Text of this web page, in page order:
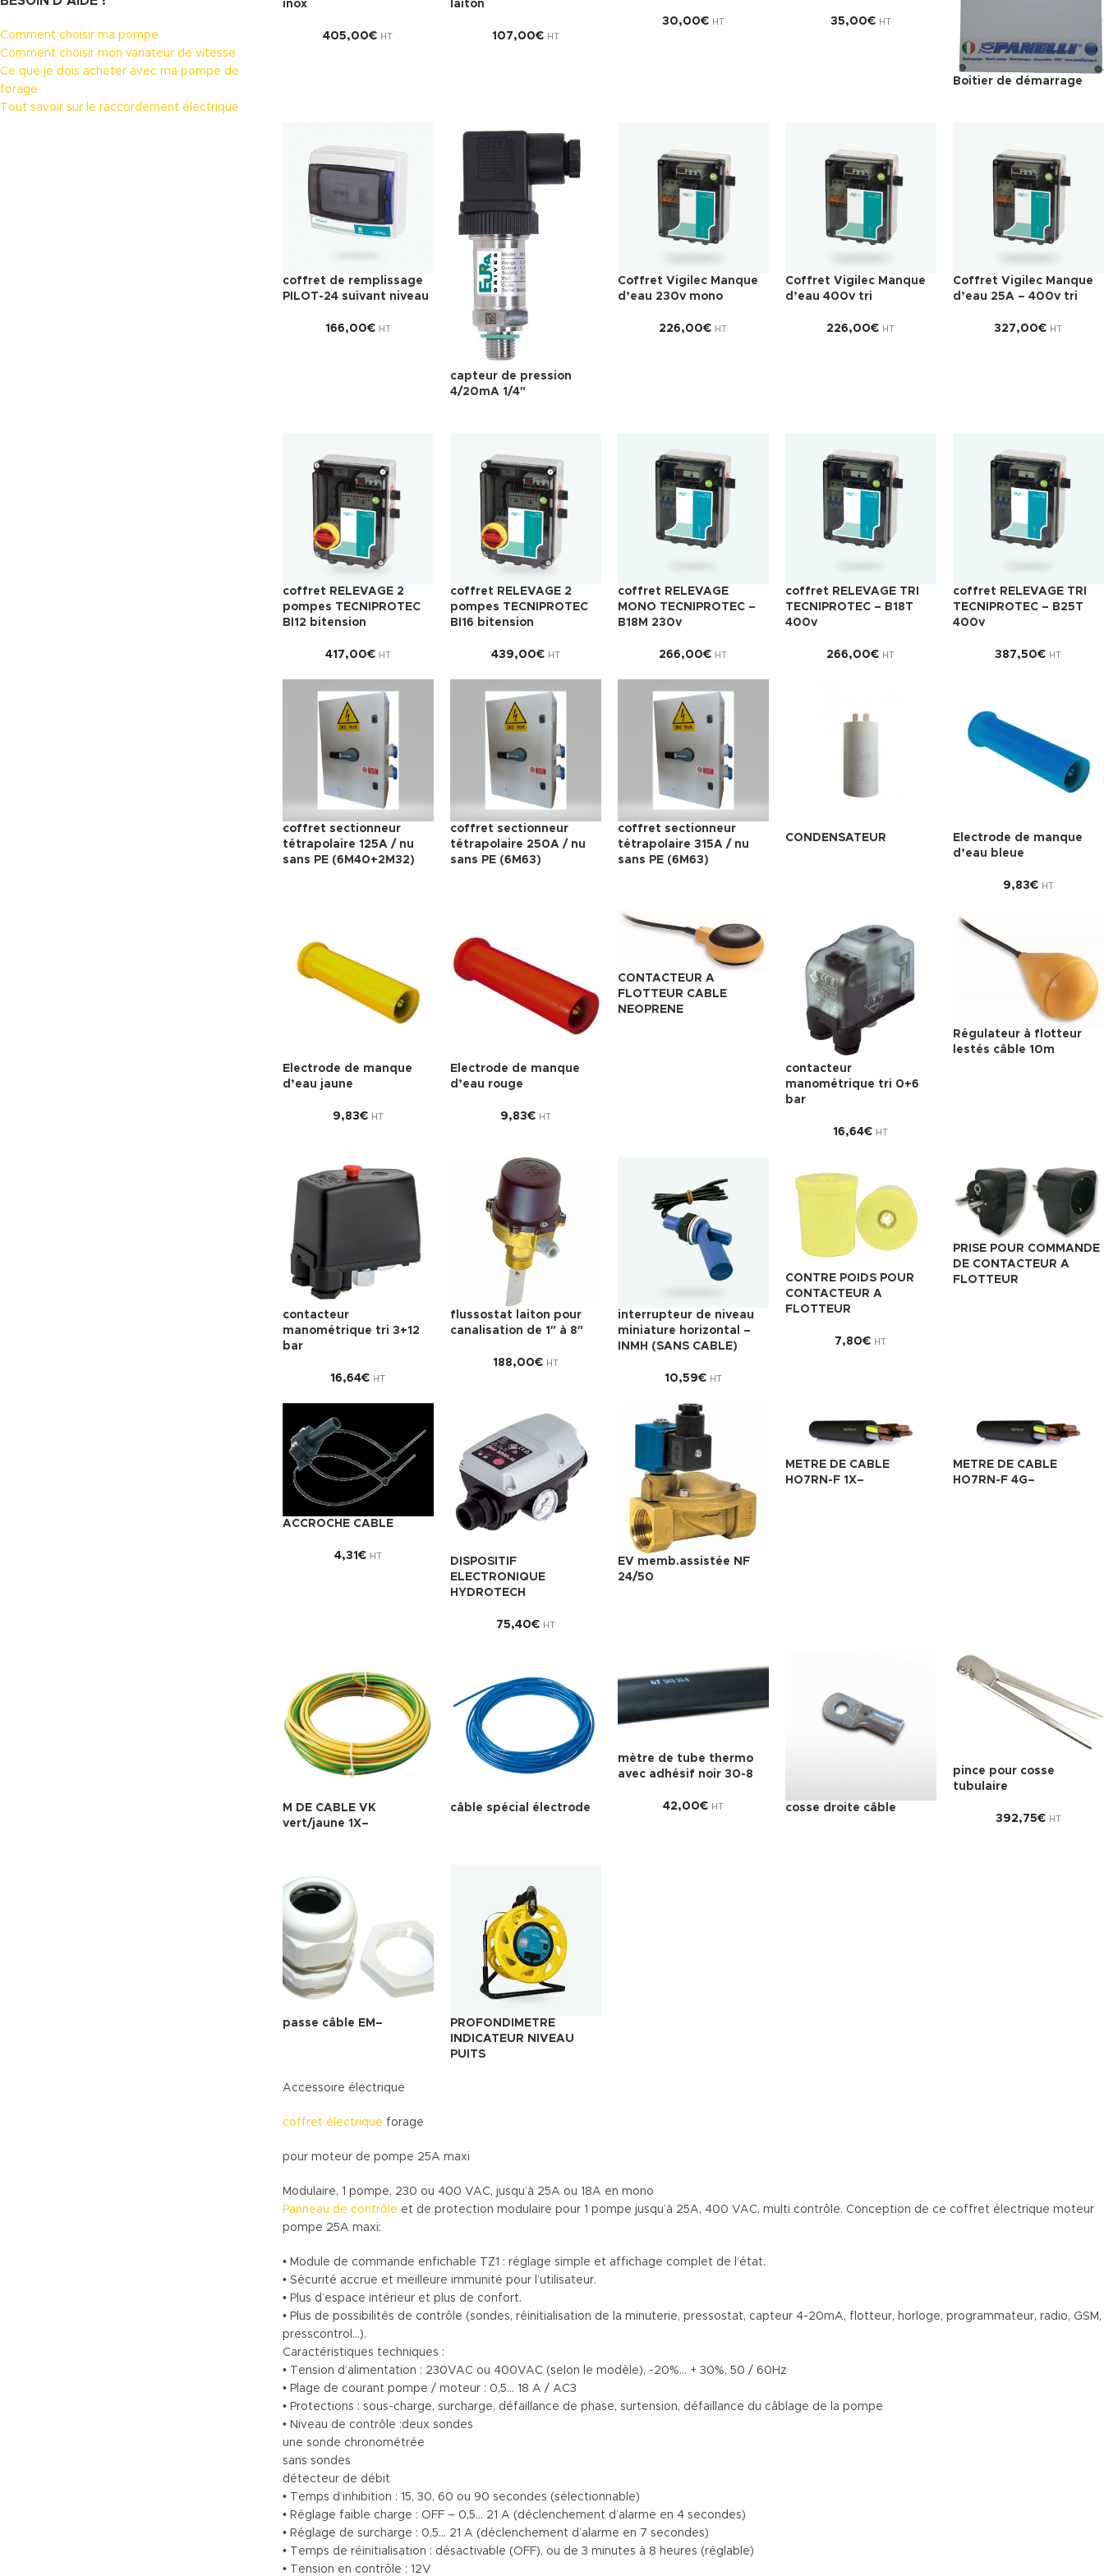
Comment choisir ma pompe
Comment choisir mon variateur de vitesse
Ce que je dois acheter avec ma pompe de
forage
Tout savoir sur le raccordement électrique
inox
405,00€ HT
laiton
107,00€ HT
30,00€ HT 35,00€ HT
Boitier de démarrage
coffret de remplissage
PILOT-24 suivant niveau
166,00€ HT
capteur de pression
4/20mA 1/4″
Coffret Vigilec Manque
d’eau 230v mono
226,00€ HT
Coffret Vigilec Manque
d’eau 400v tri
226,00€ HT
Coffret Vigilec Manque
d’eau 25A – 400v tri
327,00€ HT
coffret RELEVAGE 2
pompes TECNIPROTEC
BI12 bitension
417,00€ HT
coffret RELEVAGE 2
pompes TECNIPROTEC
BI16 bitension
439,00€ HT
coffret RELEVAGE
MONO TECNIPROTEC –
B18M 230v
266,00€ HT
coffret RELEVAGE TRI
TECNIPROTEC – B18T
400v
266,00€ HT
coffret RELEVAGE TRI
TECNIPROTEC – B25T
400v
387,50€ HT
coffret sectionneur
tétrapolaire 125A / nu
sans PE (6M40+2M32)
coffret sectionneur
tétrapolaire 250A / nu
sans PE (6M63)
coffret sectionneur
tétrapolaire 315A / nu
sans PE (6M63)
CONDENSATEUR
Electrode de manque
d’eau bleue
9,83€ HT
Electrode de manque
d’eau jaune
9,83€ HT
Electrode de manque
d’eau rouge
9,83€ HT
CONTACTEUR A
FLOTTEUR CABLE
NEOPRENE
contacteur
manométrique tri 0+6
bar
16,64€ HT
Régulateur à flotteur
lestés câble 10m
contacteur
manométrique tri 3+12
bar
16,64€ HT
flussostat laiton pour
canalisation de 1″ à 8″
188,00€ HT
interrupteur de niveau
miniature horizontal –
INMH (SANS CABLE)
10,59€ HT
CONTRE POIDS POUR
CONTACTEUR A
FLOTTEUR
7,80€ HT
PRISE POUR COMMANDE
DE CONTACTEUR A
FLOTTEUR
ACCROCHE CABLE
4,31 € HT
DISPOSITIF
ELECTRONIQUE
HYDROTECH
75,40€ HT
EV memb.assistée NF
24/50
METRE DE CABLE
HO7RN-F 1X–
METRE DE CABLE
HO7RN-F 4G–
M DE CABLE VK
vert/jaune 1X–
câble spécial électrode
mètre de tube thermo
avec adhésif noir 30-8
42,00€ HT cosse droite câble
pince pour cosse
tubulaire
392,75€ HT
passe câble EM–
PROFONDIMETRE
INDICATEUR NIVEAU
PUITS
Accessoire électrique
coffret électrique forage
pour moteur de pompe 25A maxi
Modulaire, 1 pompe, 230 ou 400 VAC, jusqu’à 25A ou 18A en mono
Panneau de contrôle et de protection modulaire pour 1 pompe jusqu’à 25A, 400 VAC, multi contrôle. Conception de ce coffret électrique moteur
pompe 25A maxi:
• Module de commande enfichable TZ1 : réglage simple et affichage complet de l’état.
• Sécurité accrue et meilleure immunité pour l’utilisateur.
• Plus d’espace intérieur et plus de confort.
• Plus de possibilités de contrôle (sondes, réinitialisation de la minuterie, pressostat, capteur 4-20mA, flotteur, horloge, programmateur, radio, GSM,
presscontrol…).
Caractéristiques techniques :
• Tension d’alimentation : 230VAC ou 400VAC (selon le modèle), -20%… + 30%, 50 / 60Hz
• Plage de courant pompe / moteur : 0,5… 18 A / AC3
• Protections : sous-charge, surcharge, défaillance de phase, surtension, défaillance du câblage de la pompe
• Niveau de contrôle :deux sondes
une sonde chronométrée
sans sondes
détecteur de débit
• Temps d’inhibition : 15, 30, 60 ou 90 secondes (sélectionnable)
• Réglage faible charge : OFF – 0,5… 21 A (déclenchement d’alarme en 4 secondes)
• Réglage de surcharge : 0,5… 21 A (déclenchement d’alarme en 7 secondes)
• Temps de réinitialisation : désactivable (OFF), ou de 3 minutes à 8 heures (réglable)
• Tension en contrôle : 12V